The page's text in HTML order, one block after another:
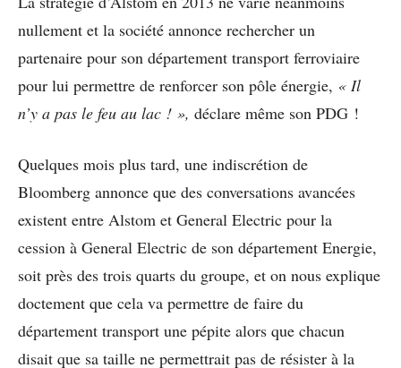
nullement et la société annonce rechercher un
partenaire pour son département transport ferroviaire
pour lui permettre de renforcer son pôle énergie, « Il
n’y a pas le feu au lac ! », déclare même son PDG !
Quelques mois plus tard, une indiscrétion de
Bloomberg annonce que des conversations avancées
existent entre Alstom et General Electric pour la
cession à General Electric de son département Energie,
soit près des trois quarts du groupe, et on nous explique
doctement que cela va permettre de faire du
département transport une pépite alors que chacun
disait que sa taille ne permettrait pas de résister à la